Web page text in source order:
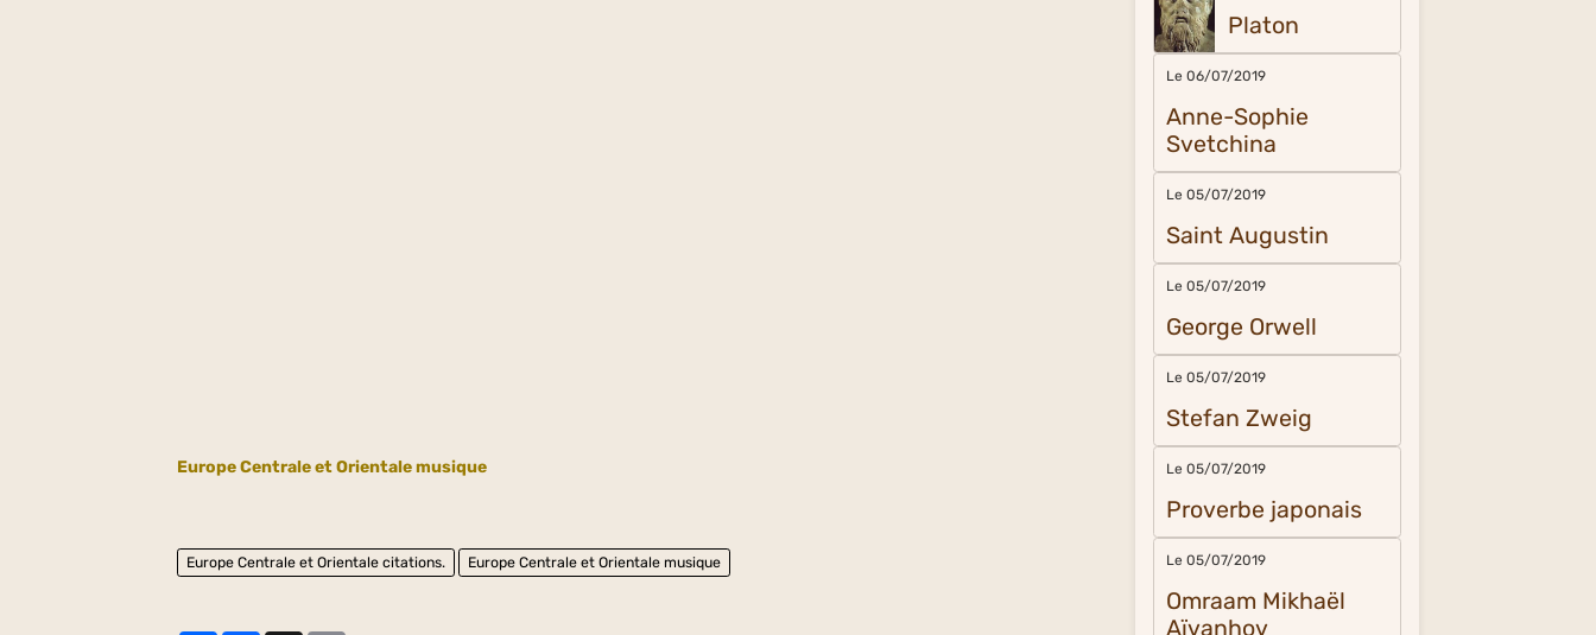
Europe Centrale et Orientale musique
Europe Centrale et Orientale citations. Europe Centrale et Orientale musique
Platon
Le 06/07/2019
Anne-Sophie
Svetchina
Le 05/07/2019
Saint Augustin
Le 05/07/2019
George Orwell
Le 05/07/2019
Stefan Zweig
Le 05/07/2019
Proverbe japonais
Le 05/07/2019
Omraam Mikhaël
Aïvanhov